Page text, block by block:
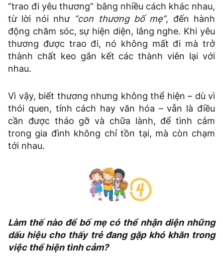
“trao đi yêu thương” bằng nhiều cách khác nhau,
từ lời nói như “con thương bố mẹ”, đến hành
động chăm sóc, sự hiện diện, lắng nghe. Khi yêu
thương được trao đi, nó không mất đi mà trở
thành chất keo gắn kết các thành viên lại với
nhau.
Vì vậy, biết thương nhưng không thể hiện – dù vì
thói quen, tính cách hay văn hóa – vẫn là điều
cần được tháo gỡ và chữa lành, để tình cảm
trong gia đình không chỉ tồn tại, mà còn chạm
tới nhau.
Làm thế nào để bố mẹ có thể nhận diện những
dấu hiệu cho thấy trẻ đang gặp khó khăn trong
việc thể hiện tình cảm?